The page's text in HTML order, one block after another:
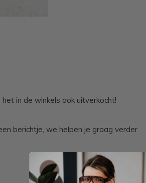
in de winkels ook uitverkocht!
berichtje, we helpen je graag verder